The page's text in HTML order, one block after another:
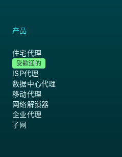
产品
住宅代理
受歡迎的
ISP代理
数据中心代理
移动代理
网络解锁器
企业代理
子网